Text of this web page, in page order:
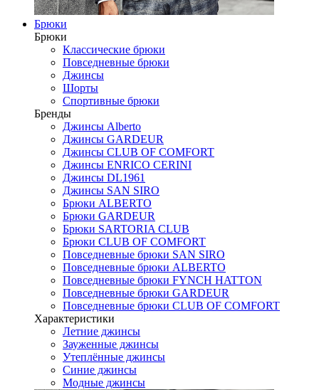
Брюки
Брюки
Классические брюки
Повседневные брюки
Джинсы
Шорты
Спортивные брюки
Бренды
Джинсы Alberto
Джинсы GARDEUR
Джинсы CLUB OF COMFORT
Джинсы ENRICO CERINI
Джинсы DL1961
Джинсы SAN SIRO
Брюки ALBERTO
Брюки GARDEUR
Брюки SARTORIA CLUB
Брюки CLUB OF COMFORT
Повседневные брюки SAN SIRO
Повседневные брюки ALBERTO
Повседневные брюки FYNCH HATTON
Повседневные брюки GARDEUR
Повседневные брюки CLUB OF COMFORT
Характеристики
Летние джинсы
Зауженные джинсы
Утеплённые джинсы
Синие джинсы
Модные джинсы